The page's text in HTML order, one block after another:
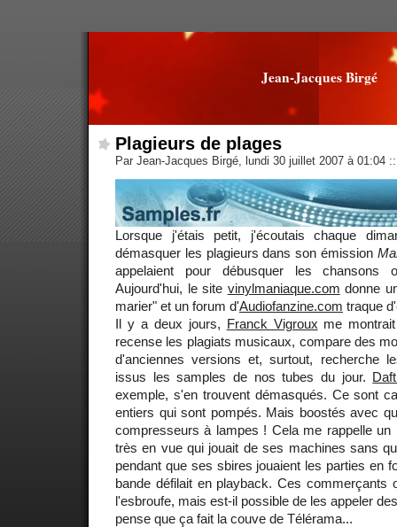
Jean-Jacques Birgé
Plagieurs de plages
Par Jean-Jacques Birgé, lundi 30 juillet 2007 à 01:04 ::
Lorsque j'étais petit, j'écoutais chaque
démasquer les plagieurs dans son émission
appelaient pour débusquer les chansons
Aujourd'hui, le site vinylmaniaque.com donne
marier" et un forum d'Audiofanzine.com traque
Il y a deux jours, Franck Vigroux me
recense les plagiats musicaux, compare des
d'anciennes versions et, surtout, recherche
issus les samples de nos tubes du jour.
exemple, s'en trouvent démasqués. Ce sont
entiers qui sont pompés. Mais boostés avec
compresseurs à lampes ! Cela me rappelle un
très en vue qui jouait de ses machines sans
pendant que ses sbires jouaient les parties en
bande défilait en playback. Ces commerçants
l'esbroufe, mais est-il possible de les appeler
pense que ça fait la couve de Télérama...